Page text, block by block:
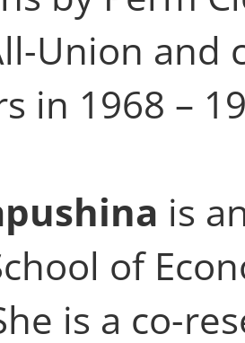
Union and
in 1968 –
is
of
is a co-